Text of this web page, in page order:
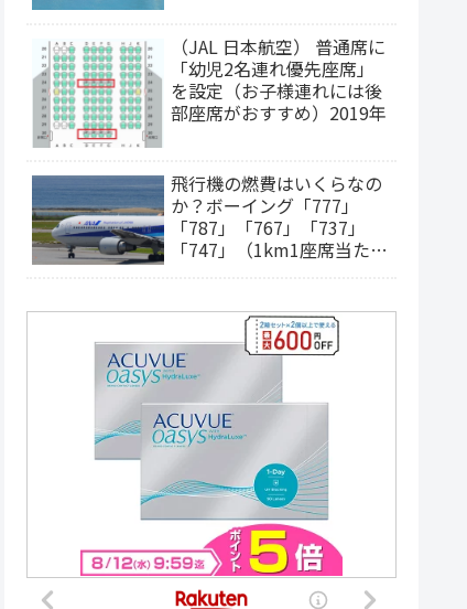
（JAL 日本航空） 普通席に
「幼児2名連れ優先座席」
を設定（お子様連れには後
部座席がおすすめ）2019年
飛行機の燃費はいくらなの
か？ボーイング「777」
「787」「767」「737」
「747」（1km1座席当たり